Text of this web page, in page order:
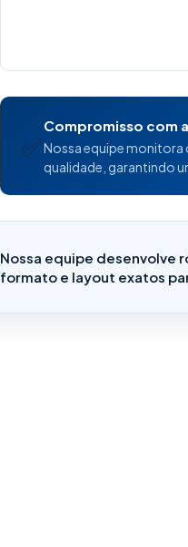
✅
Compromisso com
Nossa equipe
qualidade, garantindo
Nossa equipe desenvolve
formato e layout exatos